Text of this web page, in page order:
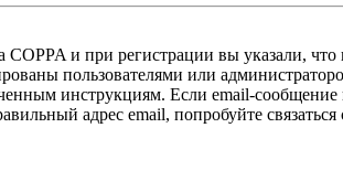
и при регистрации вы указали, что
пользователями или
инструкциям. Если email-сообщение
адрес email, попробуйте связаться